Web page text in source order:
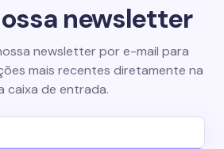
newsletter
newsletter por e-mail para
mais recentes diretamente na
caixa de entrada.